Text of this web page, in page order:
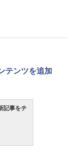
テンツを追加
記事をチ